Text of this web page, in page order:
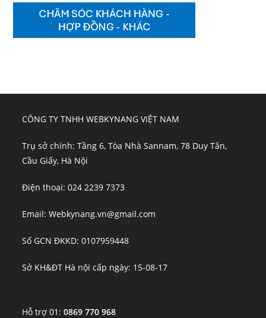
CÔNG TY TNHH WEBKYNANG VIỆT NAM
Trụ sở chính: Tầng 6, Tòa Nhà Sannam, 78 Duy Tân,
Cầu Giấy, Hà Nội
Điện thoại: 024 2239 7373
Email: Webkynang.vn@gmail.com
Số GCN ĐKKD: 0107959448
Sở KH&ĐT Hà nội cấp ngày: 15-08-17
Hỗ trợ 01:0869 770 968